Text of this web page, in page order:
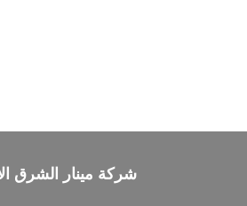
شركة مينار الشرق